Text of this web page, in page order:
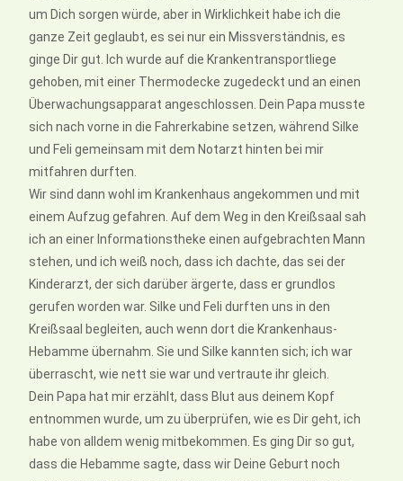
um Dich sorgen würde, aber in Wirklichkeit habe ich die
ganze Zeit geglaubt, es sei nur ein Missverständnis, es
ginge Dir gut. Ich wurde auf die Krankentransportliege
gehoben, mit einer Thermodecke zugedeckt und an einen
Überwachungsapparat angeschlossen. Dein Papa musste
sich nach vorne in die Fahrerkabine setzen, während Silke
und Feli gemeinsam mit dem Notarzt hinten bei mir
mitfahren durften.
Wir sind dann wohl im Krankenhaus angekommen und mit
einem Aufzug gefahren. Auf dem Weg in den Kreißsaal sah
ich an einer Informationstheke einen aufgebrachten Mann
stehen, und ich weiß noch, dass ich dachte, das sei der
Kinderarzt, der sich darüber ärgerte, dass er grundlos
gerufen worden war. Silke und Feli durften uns in den
Kreißsaal begleiten, auch wenn dort die Krankenhaus-
Hebamme übernahm. Sie und Silke kannten sich; ich war
überrascht, wie nett sie war und vertraute ihr gleich.
Dein Papa hat mir erzählt, dass Blut aus deinem Kopf
entnommen wurde, um zu überprüfen, wie es Dir geht, ich
habe von alldem wenig mitbekommen. Es ging Dir so gut,
dass die Hebamme sagte, dass wir Deine Geburt noch